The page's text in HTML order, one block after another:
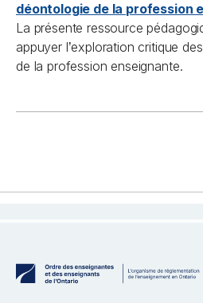
déontologie de la profession
La présente ressource
appuyer l’exploration critique
de la profession enseignante.